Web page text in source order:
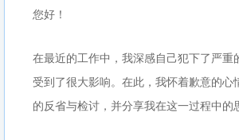
您好！
在最近的工作中，我深感自己犯下了严重
受到了很大影响。在此，我怀着歉意的心
的反省与检讨，并分享我在这一过程中的